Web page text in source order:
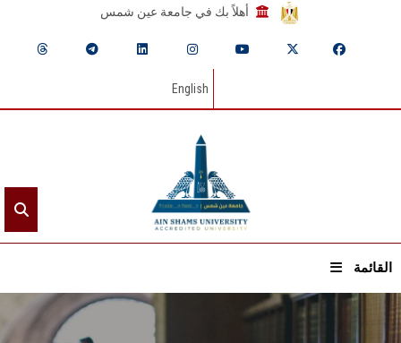
أهلاً بك في جامعة عين شمس
English
القائمة
الرئيسيـة